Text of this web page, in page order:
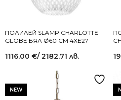
ПОЛИЛЕЙ SLAMP CHARLOTTE
GLOBE БЯЛ Ø60 СМ 4XE27
1116.00 €/ 2182.71 лв.
NEW